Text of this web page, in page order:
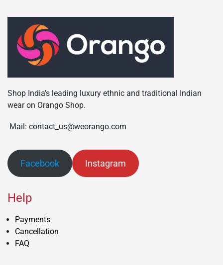
Shop India’s leading luxury ethnic and traditional Indian
wear on Orango Shop.
Mail: contact_us@weorango.com
Facebook Instagram
Help
Payments
Cancellation
FAQ